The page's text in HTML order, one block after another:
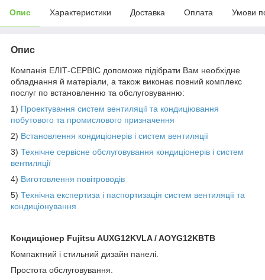
Опис Характеристики Доставка Оплата Умови
Опис
Компанія ЕЛІТ-СЕРВІС допоможе підібрати Вам необхідне
обладнання й матеріали, а також виконає повний комплекс
послуг по встановленню та обслуговуванню:
1) Проектування систем вентиляції та кондиціювання
побутового та промислового призначення
2) Встановлення кондиціонерів і систем вентиляції
3) Технічне сервісне обслуговування кондиціонерів і систем
вентиляції
4) Виготовлення повітроводів
5) Технічна експертиза і паспортизація систем вентиляції та
кондиціонування
Кондиціонер Fujitsu AUXG12KVLA / AOYG12KBTB
Компактний і стильний дизайн панелі.
Простота обслуговування.